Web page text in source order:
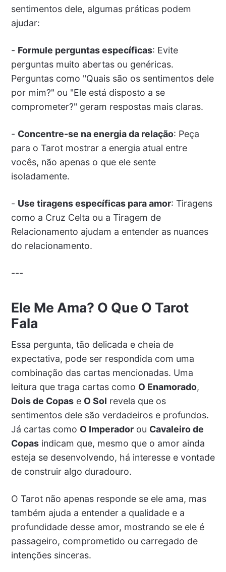
sentimentos dele, algumas práticas podem
ajudar:
- Formule perguntas específicas: Evite
perguntas muito abertas ou genéricas.
Perguntas como "Quais são os sentimentos dele
por mim?" ou "Ele está disposto a se
comprometer?" geram respostas mais claras.
- Concentre-se na energia da relação: Peça
para o Tarot mostrar a energia atual entre
vocês, não apenas o que ele sente
isoladamente.
- Use tiragens específicas para amor: Tiragens
como a Cruz Celta ou a Tiragem de
Relacionamento ajudam a entender as nuances
do relacionamento.
---
Ele Me Ama? O Que O Tarot
Fala
Essa pergunta, tão delicada e cheia de
expectativa, pode ser respondida com uma
combinação das cartas mencionadas. Uma
leitura que traga cartas como O Enamorado,
Dois de Copase O Sol revela que os
sentimentos dele são verdadeiros e profundos.
Já cartas como O Imperadorou Cavaleiro de
Copasindicam que, mesmo que o amor ainda
esteja se desenvolvendo, há interesse e vontade
de construir algo duradouro.
O Tarot não apenas responde se ele ama, mas
também ajuda a entender a qualidade e a
profundidade desse amor, mostrando se ele é
passageiro, comprometido ou carregado de
intenções sinceras.